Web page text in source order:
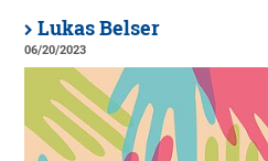
Lukas Belser
06/20/2023